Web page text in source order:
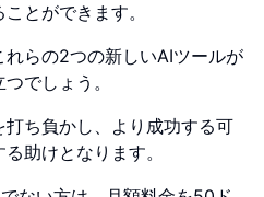
とができます。
らの2つの新しいAIツールが
でしょう。
ち負かし、より成功する可
助けとなります。